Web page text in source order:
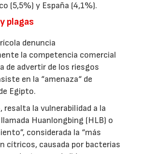
(5,5%) y España (4,1%).
plagas
denuncia
la competencia comercial
de advertir de los riesgos
en la “amenaza“ de
Egipto.
resalta la vulnerabilidad a la
Huanlongbing (HLB) o
considerada la “más
cítricos, causada por bacterias